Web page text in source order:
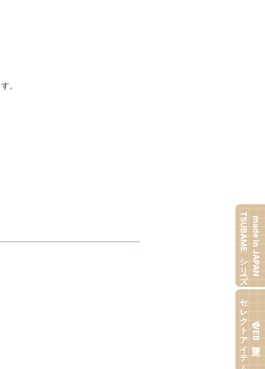
。
made in JAPAN
TSUBAMEシリーズ
【WEB限定】
セレクトアイテム